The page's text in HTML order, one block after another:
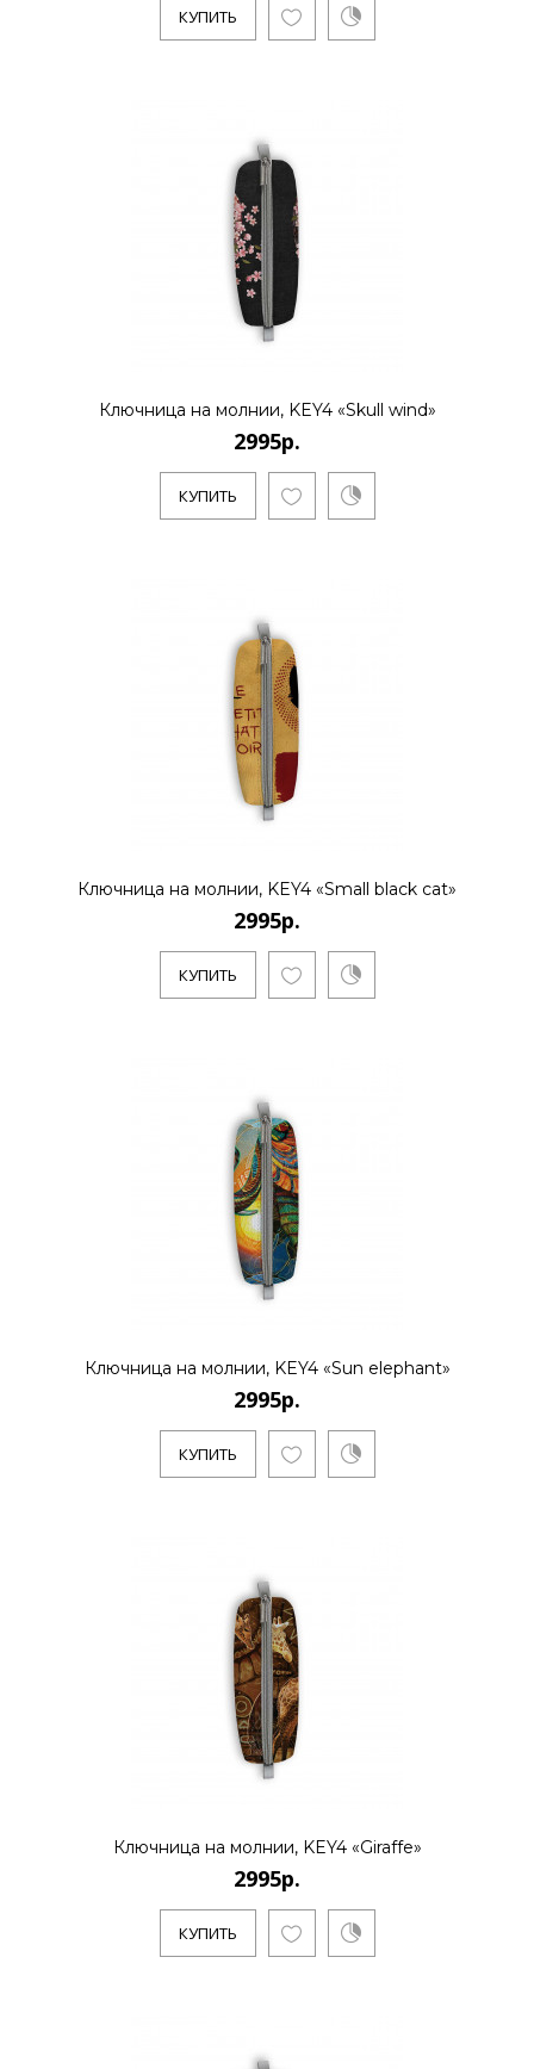
2995р.
КУПИТЬ
2995р.
КУПИТЬ
КУПИТЬ
КУПИТЬ
Ключница на молнии, KEY4 «Skull wind»
2995р.
КУПИТЬ
Ключница на молнии, KEY4 «Small black cat»
2995р.
КУПИТЬ
Ключница на молнии, KEY4 «Sun elephant»
2995р.
КУПИТЬ
Ключница на молнии, KEY4 «Giraffe»
2995р.
КУПИТЬ